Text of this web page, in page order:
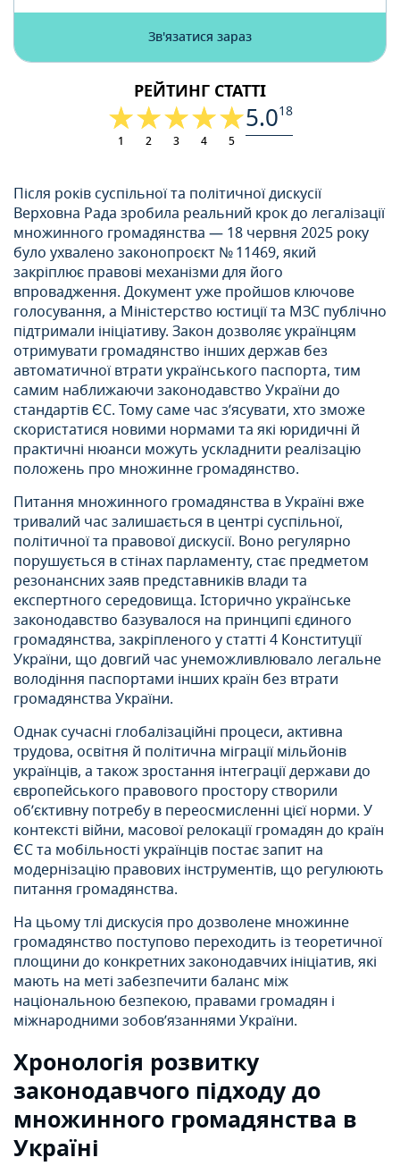
Зв'язатися зараз
РЕЙТИНГ СТАТТІ
1 2 3 4 5
5.018
Після років суспільної та політичної дискусії
Верховна Рада зробила реальний крок до легалізації
множинного громадянства — 18 червня 2025 року
було ухвалено законопроєкт № 11469, який
закріплює правові механізми для його
впровадження. Документ уже пройшов ключове
голосування, а Міністерство юстиції та МЗС публічно
підтримали ініціативу. Закон дозволяє українцям
отримувати громадянство інших держав без
автоматичної втрати українського паспорта, тим
самим наближаючи законодавство України до
стандартів ЄС. Тому саме час з’ясувати, хто зможе
скористатися новими нормами та які юридичні й
практичні нюанси можуть ускладнити реалізацію
положень про множинне громадянство.
Питання множинного громадянства в Україні вже
тривалий час залишається в центрі суспільної,
політичної та правової дискусії. Воно регулярно
порушується в стінах парламенту, стає предметом
резонансних заяв представників влади та
експертного середовища. Історично українське
законодавство базувалося на принципі єдиного
громадянства, закріпленого у статті 4 Конституції
України, що довгий час унеможливлювало легальне
володіння паспортами інших країн без втрати
громадянства України.
Однак сучасні глобалізаційні процеси, активна
трудова, освітня й політична міграції мільйонів
українців, а також зростання інтеграції держави до
європейського правового простору створили
об’єктивну потребу в переосмисленні цієї норми. У
контексті війни, масової релокації громадян до країн
ЄС та мобільності українців постає запит на
модернізацію правових інструментів, що регулюють
питання громадянства.
На цьому тлі дискусія про дозволене множинне
громадянство поступово переходить із теоретичної
площини до конкретних законодавчих ініціатив, які
мають на меті забезпечити баланс між
національною безпекою, правами громадян і
міжнародними зобов’язаннями України.
Хронологія розвитку
законодавчого підходу до
множинного громадянства в
Україні